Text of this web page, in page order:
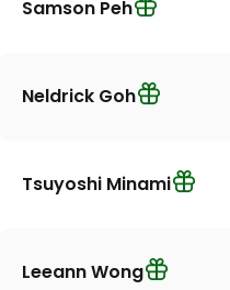
Samson Peh
Neldrick Goh
Tsuyoshi Minami
Leeann Wong